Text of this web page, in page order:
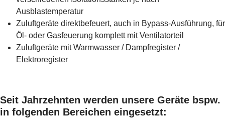
Ausblastemperatur
Zuluftgeräte direktbefeuert, auch in Bypass-Ausführung, für
Öl- oder Gasfeuerung komplett mit Ventilatorteil
Zuluftgeräte mit Warmwasser / Dampfregister /
Elektroregister
Seit Jahrzehnten werden unsere Geräte bspw.
in folgenden Bereichen eingesetzt: